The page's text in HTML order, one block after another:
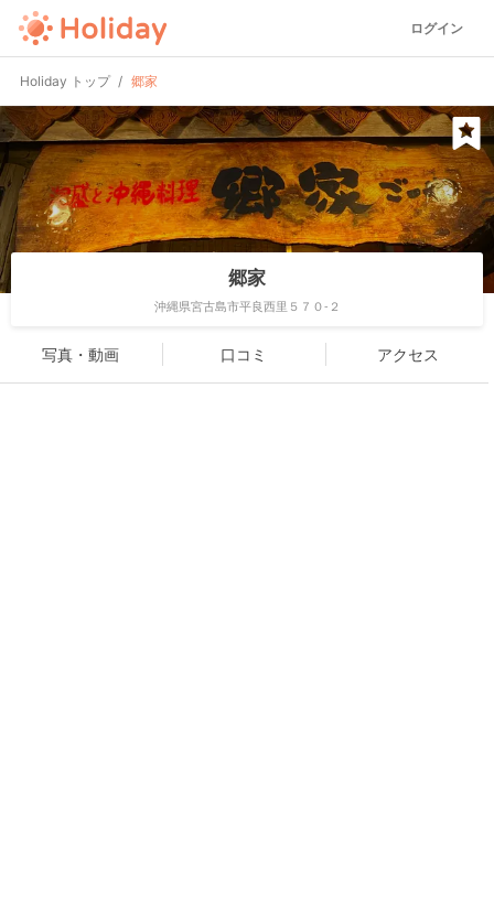
ログイン
Holiday トップ 郷家
郷家
沖縄県宮古島市平良西里５７０-２
写真・動画 口コミ アクセス